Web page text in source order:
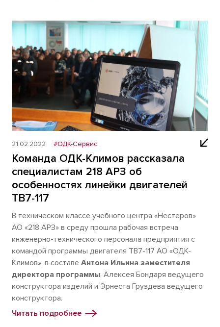
21.02.2022 #ОДК-Сервис
Команда ОДК-Климов рассказала
специалистам 218 АРЗ об
особенностях линейки двигателей
ТВ7-117
В техническом классе учебного центра «Нестеров»
АО «218 АРЗ» в среду прошла рабочая встреча
инженерно-технического персонала предприятия с
командой программы двигателя ТВ7-117 АО «ОДК-
Климов», в составе Антона Ильина заместителя
директора программы, Алексея Бондаря ведущего
конструктора изделий и Эрнеста Груздева ведущего
конструктора.
Читать подробнее